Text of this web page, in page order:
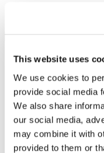
This website uses
We use cookies to
provide social media
We also share
our social media,
may combine it with
provided to them or